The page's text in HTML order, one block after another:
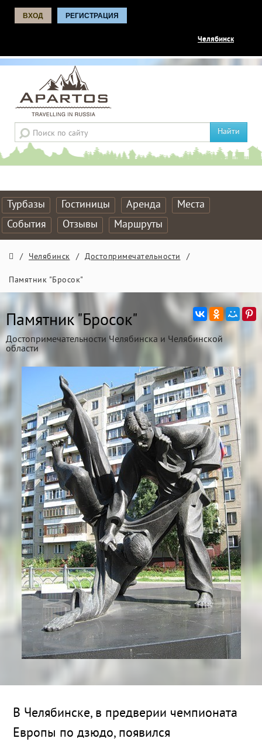
ВХОД РЕГИСТРАЦИЯ
Челябинск
Найти
Турбазы Гостиницы Аренда
Места
События
Отзывы Маршруты
/ Челябинск / Достопримечательности /
Памятник "Бросок"
Памятник "Бросок"
Достопримечательности Челябинска и Челябинской
области
В Челябинске, в предверии чемпионата
Европы по дзюдо, появился